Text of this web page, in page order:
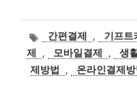
태간편결제 , 기프트
제
, 모바일결제 , 생
제방법
, 온라인결제방